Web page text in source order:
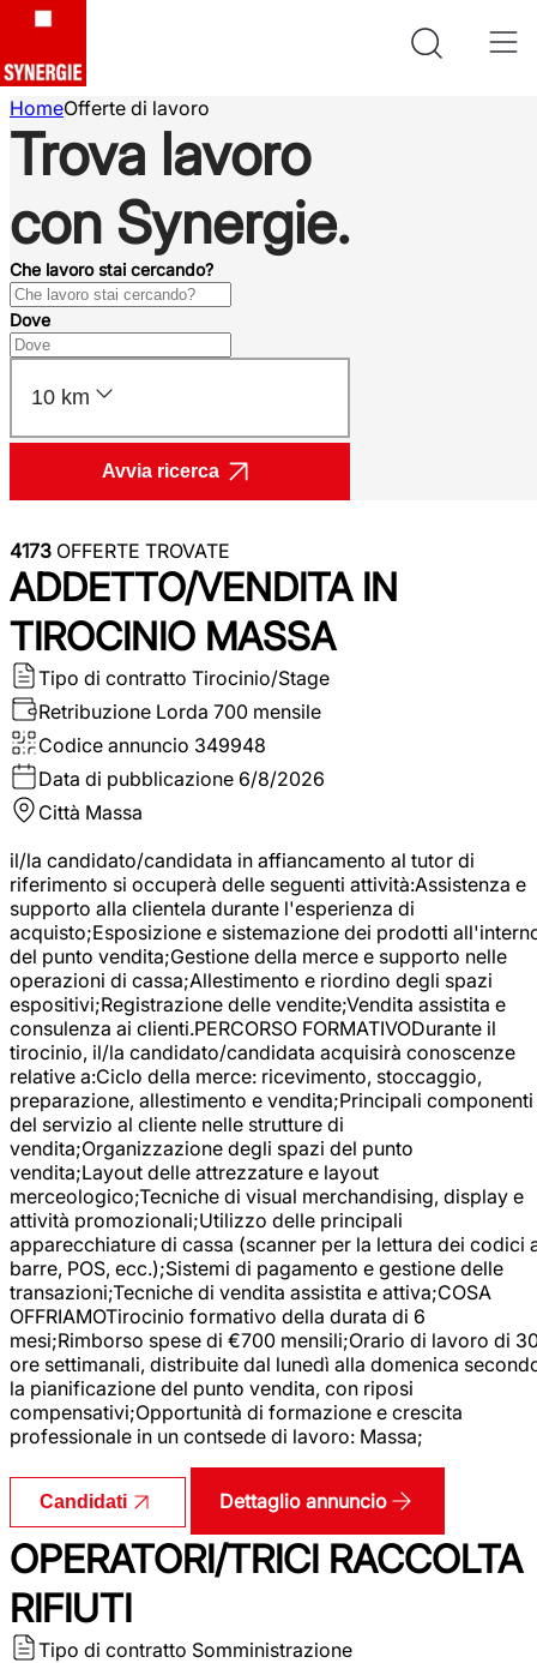
HomeOfferte di lavoro
Trova lavoro
con Synergie.
Che lavoro stai cercando?
Dove
10 km
Avvia ricerca
4173 OFFERTE TROVATE
ADDETTO/VENDITA IN
TIROCINIO MASSA
Tipo di contratto Tirocinio/Stage
Retribuzione Lorda 700 mensile
Codice annuncio 349948
Data di pubblicazione 6/8/2026
Città Massa
il/la candidato/candidata in affiancamento al tutor di
riferimento si occuperà delle seguenti attività:Assistenza e
supporto alla clientela durante l'esperienza di
acquisto;Esposizione e sistemazione dei prodotti
del punto vendita;Gestione della merce e supporto nelle
operazioni di cassa;Allestimento e riordino degli spazi
espositivi;Registrazione delle vendite;Vendita assistita e
consulenza ai clienti.PERCORSO FORMATIVODurante il
tirocinio, il/la candidato/candidata acquisirà conoscenze
relative a:Ciclo della merce: ricevimento, stoccaggio,
preparazione, allestimento e vendita;Principali componenti
del servizio al cliente nelle strutture di
vendita;Organizzazione degli spazi del punto
vendita;Layout delle attrezzature e layout
merceologico;Tecniche di visual merchandising, display e
attività promozionali;Utilizzo delle principali
apparecchiature di cassa (scanner per la lettura dei codici
barre, POS, ecc.);Sistemi di pagamento e gestione delle
transazioni;Tecniche di vendita assistita e attiva;COSA
OFFRIAMOTirocinio formativo della durata di 6
mesi;Rimborso spese di €700 mensili;Orario di lavoro di
ore settimanali, distribuite dal lunedì alla domenica
la pianificazione del punto vendita, con riposi
compensativi;Opportunità di formazione e crescita
professionale in un contsede di lavoro: Massa;
Candidati Dettaglio annuncio
OPERATORI/TRICI RACCOLTA
RIFIUTI
Tipo di contratto Somministrazione